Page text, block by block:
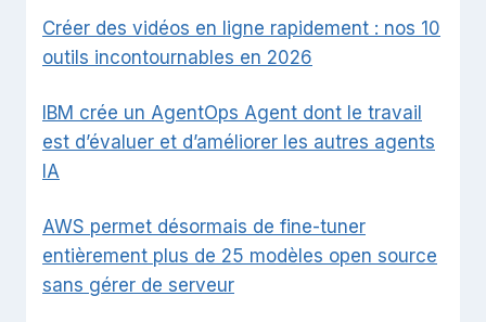
Créer des vidéos en ligne rapidement : nos 10
outils incontournables en 2026
IBM crée un AgentOps Agent dont le travail
est d’évaluer et d’améliorer les autres agents
IA
AWS permet désormais de fine-tuner
entièrement plus de 25 modèles open source
sans gérer de serveur